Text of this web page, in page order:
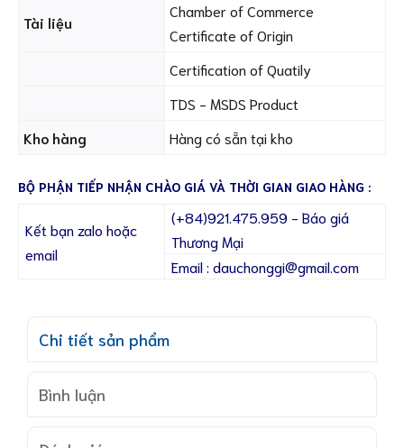
Tài liệu
Chamber of Commerce
Certificate of Origin
Certification of Quatily
TDS - MSDS Product
Kho hàng
Hàng có sẵn tại kho
BỘ PHẬN TIẾP NHẬN CHÀO GIÁ VÀ THỜI GIAN GIAO HÀNG :
Kết bạn zalo hoặc
email
(+84)921.475.959 - Báo giá
Thương Mại
Email : dauchonggi@gmail.com
Chi tiết sản phẩm
Bình luận